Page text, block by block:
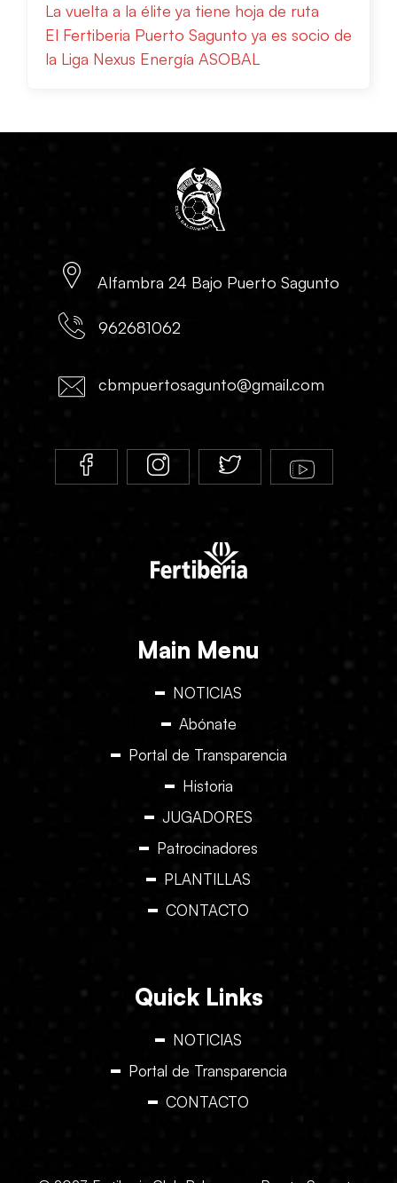
La vuelta a la élite ya tiene hoja de ruta
El Fertiberia Puerto Sagunto ya es socio de
la Liga Nexus Energía ASOBAL
Alfambra 24 Bajo Puerto Sagunto
962681062
cbmpuertosagunto@gmail.com
Main Menu
NOTICIAS
Abónate
Portal de Transparencia
Historia
JUGADORES
Patrocinadores
PLANTILLAS
CONTACTO
Quick Links
NOTICIAS
Portal de Transparencia
CONTACTO